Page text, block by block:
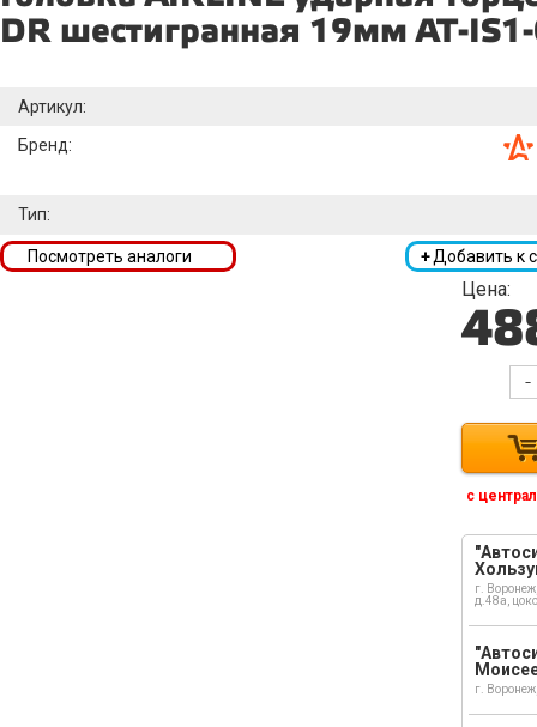
DR шестигранная 19мм AT-
Артикул:
Бренд:
Тип:
+Добавить к
Посмотреть аналоги
Цена:
-
с
г.
д.48а,
г.